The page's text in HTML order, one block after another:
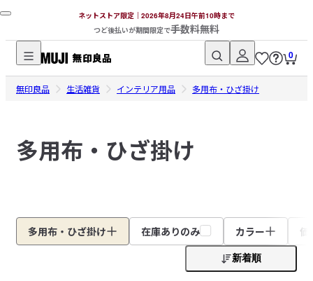
ネットストア限定｜2026年8月24日午前10時まで
つど後払いが期間限定で手数料無料
無
印
ネ
ッ
ト
ア
0
無印良品 生活雑貨 インテリア用品 多用布・ひざ掛け
多用布・ひざ掛け
多用布・ひざ掛け 在庫ありのみ カラー 価
新着順